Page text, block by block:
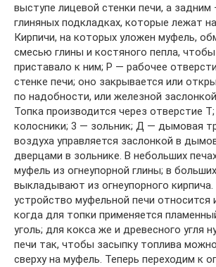
выступе лицевой стенки печи, а задним
глиняных подкладках, которые лежат
Кирпичи, на которых уложен муфель,
смесью глины и костяного пепла,
приставало к ним; Р — рабочее
стенке печи; оно закрывается или
по надобности, или железной
Топка производится через отверстие
колосники; 3 — зольник; Д — дымовая
воздуха управляется заслонкой в
дверцами в зольнике. В небольших
муфель из огнеупорной глины; в
выкладывают из огнеупорного кирпича.
устройство муфельной печи относится
когда для топки применяется
уголь; для кокса же и древесного угля
печи так, чтобы засыпку топлива
сверху на муфель. Теперь переходим к